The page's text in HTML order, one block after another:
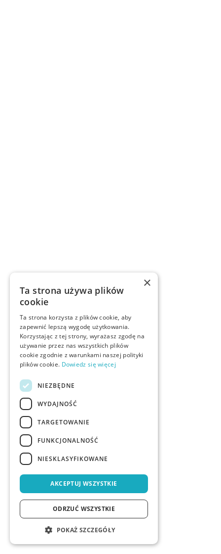
×
Ta strona używa plików
cookie
Ta strona korzysta z plików cookie, aby
zapewnić lepszą wygodę użytkowania.
Korzystając z tej strony, wyrażasz zgodę na
używanie przez nas wszystkich plików
cookie zgodnie z warunkami naszej polityki
plików cookie. Dowiedz się więcej
NIEZBĘDNE
WYDAJNOŚĆ
TARGETOWANIE
FUNKCJONALNOŚĆ
NIESKLASYFIKOWANE
AKCEPTUJ WSZYSTKIE
ODRZUĆ WSZYSTKIE
POKAŻ SZCZEGÓŁY